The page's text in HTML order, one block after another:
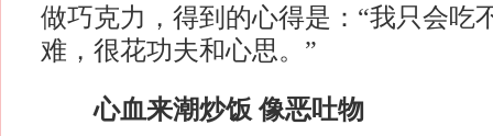
做巧克力，得到的心得是：“我只会吃
难，很花功夫和心思。”
心血来潮炒饭 像恶吐物